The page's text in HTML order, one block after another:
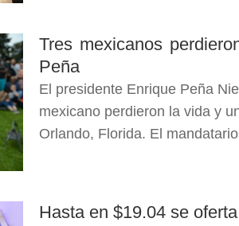
Tres mexicanos
Peña
El presidente Enrique Peña
mexicano perdieron la vida y
Orlando, Florida. El
Hasta en $19.04 se